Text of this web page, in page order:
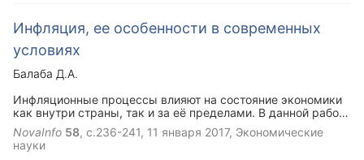
Инфляция, ее особенности в современных
условиях
Балаба Д.А.
Инфляционные процессы влияют на состояние экономики
как внутри страны, так и за её пределами. В данной работе
рассмотрены сущность инфляции, причины её
возникновения, классификация видов инфляции,
последствия этого сложного социально-экономического
NovaInfo 58, с.236-241, 11 января 2017, Экономические
науки